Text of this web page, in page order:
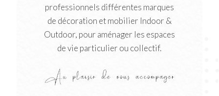
professionnels différentes marques
de décoration et mobilier Indoor &
Outdoor, pour aménager les espaces
de vie particulier ou collectif.